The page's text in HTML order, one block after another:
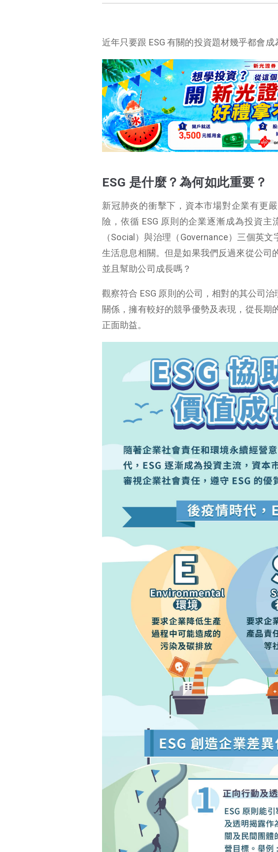
近年只要跟 ESG 有關的投資題材幾乎都會
ESG 是什麼？為何如此重要？
新冠肺炎的衝擊下，資本市場對企業有更
險，依循 ESG 原則的企業逐漸成為投資主
（Social）與治理（Governance）三個英
生活息息相關。但是如果我們反過來從公司
並且幫助公司成長嗎？
觀察符合 ESG 原則的公司，相對的其公司
關係，擁有較好的競爭優勢及表現，從長期
正面助益。